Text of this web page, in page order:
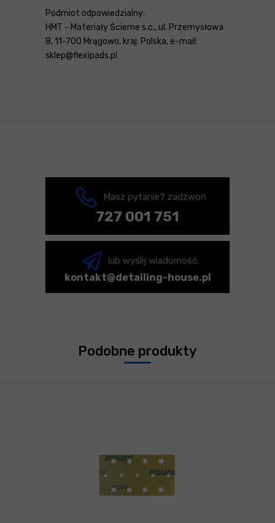
Podmiot odpowiedzialny:
HMT - Materiały Ścierne s.c., ul. Przemysłowa
8, 11-700 Mrągowo, kraj: Polska, e-mail:
sklep@flexipads.pl
Masz pytanie? zadzwoń
727 001 751
lub wyślij wiadomość:
kontakt@detailing-house.pl
Podobne produkty